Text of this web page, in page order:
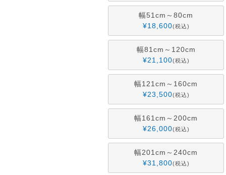
幅51cm～80cm
¥18,600 税込
幅81cm～120cm
¥21,100 税込
幅121cm～160cm
¥23,500 税込
幅161cm～200cm
¥26,000 税込
幅201cm～240cm
¥31,800 税込